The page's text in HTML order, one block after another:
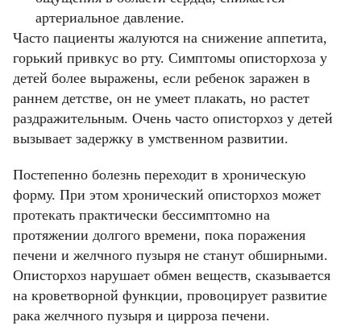
артериальное давление.
Часто пациенты жалуются на снижение аппетита,
горький привкус во рту. Симптомы описторхоза у
детей более выражены, если ребенок заражен в
раннем детстве, он не умеет плакать, но растет
раздражительным. Очень часто описторхоз у детей
вызывает задержку в умственном развитии.
Постепенно болезнь переходит в хроническую
форму. При этом хронический описторхоз может
протекать практически бессимптомно на
протяжении долгого времени, пока поражения
печени и желчного пузыря не станут обширными.
Описторхоз нарушает обмен веществ, сказывается
на кроветворной функции, провоцирует развитие
рака желчного пузыря и цирроза печени.